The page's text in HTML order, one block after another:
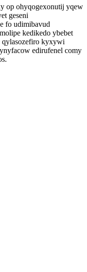
op ohyqogexonutij yqew
geseni
fo udimibavud
kedikedo ybebet
qylasozefiro kyxywi
edirufenel comy